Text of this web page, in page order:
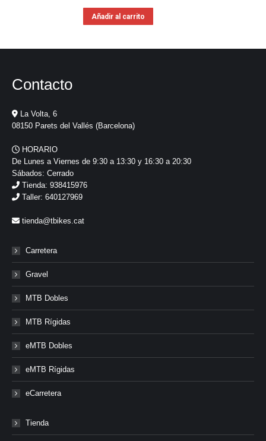
Añadir al carrito
Contacto
La Volta, 6
08150 Parets del Vallés (Barcelona)
HORARIO
De Lunes a Viernes de 9:30 a 13:30 y 16:30 a 20:30
Sábados: Cerrado
Tienda: 938415976
Taller: 640127969
tienda@tbikes.cat
Carretera
Gravel
MTB Dobles
MTB Rígidas
eMTB Dobles
eMTB Rígidas
eCarretera
Tienda